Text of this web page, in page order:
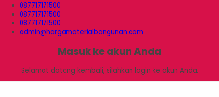
087717171500
087717171500
087717171500
admin@hargamaterialbangunan.com
Masuk ke akun Anda
Selamat datang kembali, silahkan login ke akun Anda.